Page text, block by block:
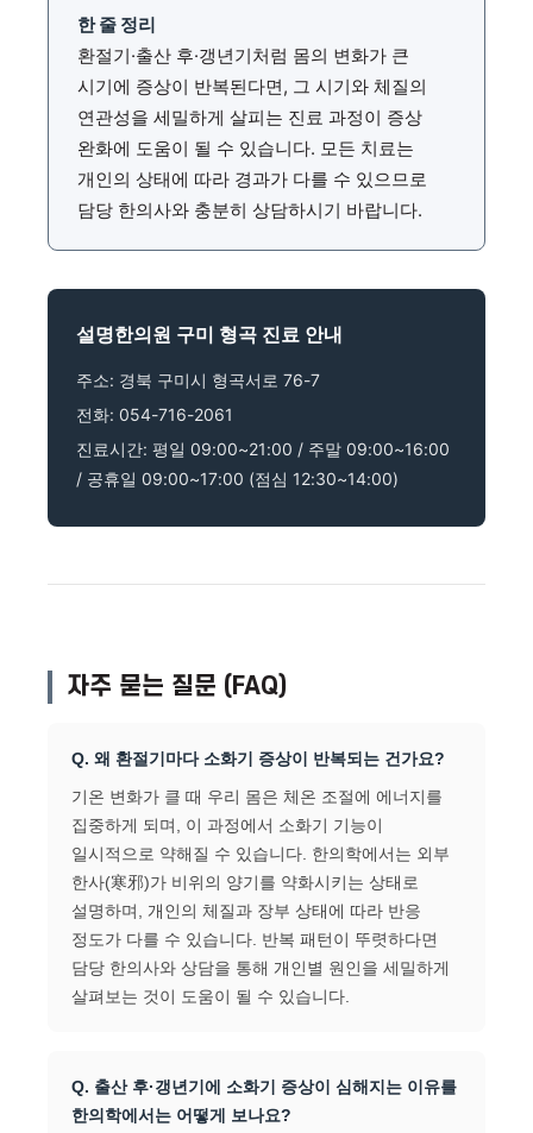
한 줄 정리
환절기·출산 후·갱년기처럼 몸의 변화가 큰
시기에 증상이 반복된다면, 그 시기와 체질의
연관성을 세밀하게 살피는 진료 과정이 증상
완화에 도움이 될 수 있습니다. 모든 치료는
개인의 상태에 따라 경과가 다를 수 있으므로
담당 한의사와 충분히 상담하시기 바랍니다.
설명한의원 구미 형곡 진료 안내
주소: 경북 구미시 형곡서로 76-7
전화: 054-716-2061
진료시간: 평일 09:00~21:00 / 주말 09:00~16:00
/ 공휴일 09:00~17:00 (점심 12:30~14:00)
자주 묻는 질문 (FAQ)
Q. 왜 환절기마다 소화기 증상이 반복되는 건가요?
기온 변화가 클 때 우리 몸은 체온 조절에 에너지를
집중하게 되며, 이 과정에서 소화기 기능이
일시적으로 약해질 수 있습니다. 한의학에서는 외부
한사(寒邪)가 비위의 양기를 약화시키는 상태로
설명하며, 개인의 체질과 장부 상태에 따라 반응
정도가 다를 수 있습니다. 반복 패턴이 뚜렷하다면
담당 한의사와 상담을 통해 개인별 원인을 세밀하게
살펴보는 것이 도움이 될 수 있습니다.
Q. 출산 후·갱년기에 소화기 증상이 심해지는 이유를
한의학에서는 어떻게 보나요?